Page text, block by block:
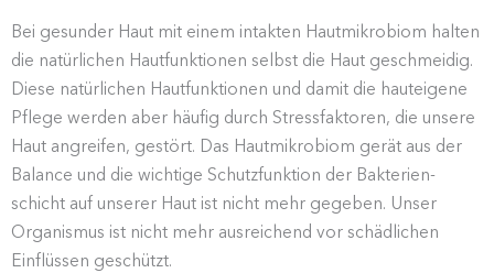
Bei gesunder Haut mit einem intakten Hautmi­krobiom halten
die natür­lichen Hautfunk­tionen selbst die Haut geschmeidig.
Diese natür­lichen Hautfunk­tionen und damit die hauteigene
Pflege werden aber häufig durch Stress­fak­toren, die unsere
Haut angreifen, gestört. Das Hautmi­krobiom gerät aus der
Balance und die wichtige Schutz­funktion der Bakte­ri­en­
schicht auf unserer Haut ist nicht mehr gegeben. Unser
Organismus ist nicht mehr ausrei­chend vor schäd­lichen
Einflüssen geschützt.